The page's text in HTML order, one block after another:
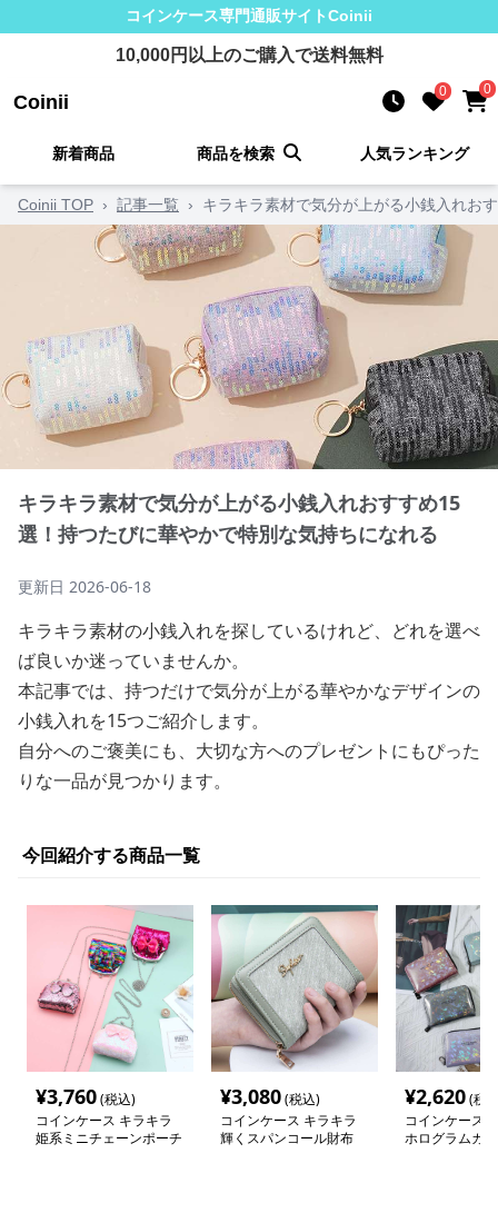
コインケース専門通販サイトCoinii
10,000円以上のご購入で送料無料
Coinii 0 0
新着商品 商品を検索 人気ランキング
Coinii TOP › 記事一覧 › キラキラ素材で気分が上がる小銭入れお
キラキラ素材で気分が上がる小銭入れおすすめ15
選！持つたびに華やかで特別な気持ちになれる
更新日 2026-06-18
キラキラ素材の小銭入れを探しているけれど、どれを選べ
ば良いか迷っていませんか。
本記事では、持つだけで気分が上がる華やかなデザインの
小銭入れを15つご紹介します。
自分へのご褒美にも、大切な方へのプレゼントにもぴった
りな一品が見つかります。
今回紹介する商品一覧
¥3,760(税込)
コインケース キラキラ
姫系ミニチェーンポーチ
¥3,080(税込)
コインケース キラキラ
輝くスパンコール財布
¥2,620(税
コインケース
ホログラムカ